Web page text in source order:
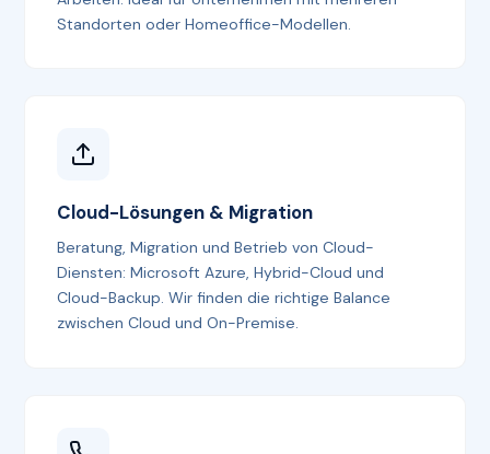
Standorten oder Homeoffice-Modellen.
Cloud-Lösungen & Migration
Beratung, Migration und Betrieb von Cloud-
Diensten: Microsoft Azure, Hybrid-Cloud und
Cloud-Backup. Wir finden die richtige Balance
zwischen Cloud und On-Premise.